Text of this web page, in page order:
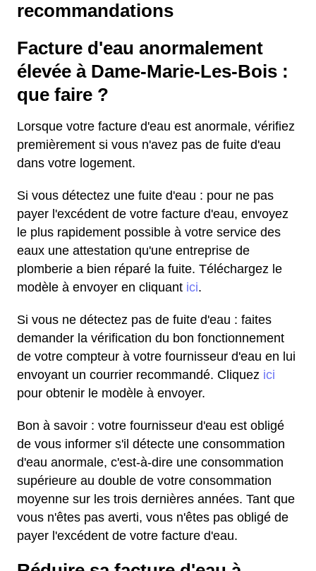
recommandations
Facture d'eau anormalement
élevée à Dame-Marie-Les-Bois :
que faire ?
Lorsque votre facture d'eau est anormale, vérifiez
premièrement si vous n'avez pas de fuite d'eau
dans votre logement.
Si vous détectez une fuite d'eau : pour ne pas
payer l'excédent de votre facture d'eau, envoyez
le plus rapidement possible à votre service des
eaux une attestation qu'une entreprise de
plomberie a bien réparé la fuite. Téléchargez le
modèle à envoyer en cliquant ici.
Si vous ne détectez pas de fuite d'eau : faites
demander la vérification du bon fonctionnement
de votre compteur à votre fournisseur d'eau en lui
envoyant un courrier recommandé. Cliquez ici
pour obtenir le modèle à envoyer.
Bon à savoir : votre fournisseur d'eau est obligé
de vous informer s'il détecte une consommation
d'eau anormale, c'est-à-dire une consommation
supérieure au double de votre consommation
moyenne sur les trois dernières années. Tant que
vous n'êtes pas averti, vous n'êtes pas obligé de
payer l'excédent de votre facture d'eau.